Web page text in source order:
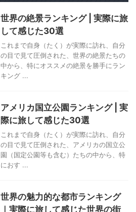
世界の絶景ランキング | 実際に旅
して感じた30選
これまで自身（たく）が実際に訪れ、自分
の目で見て圧倒された、世界の絶景たちの
中から、特にオススメの絶景を勝手にラン
キング ...
アメリカ国立公園ランキング | 実
際に旅して感じた30選
これまで自身（たく）が実際に訪れ、自分
の目で見て圧倒された、アメリカの国立公
園（国定公園等も含む）たちの中から、特
におす ...
世界の魅力的な都市ランキング
｜実際に旅して感じた世界の街